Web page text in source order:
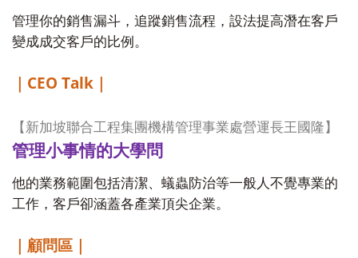
管理你的銷售漏斗，追蹤銷售流程，設法提高潛在客戶
變成成交客戶的比例。
CEO Talk
【 新加坡聯合工程集團機構管理事業處營運長王國隆 】
管理小事情的大學問
他的業務範圍包括清潔、蟻蟲防治等一般人不覺專業的
工作，客戶卻涵蓋各產業頂尖企業。
｜顧問區｜